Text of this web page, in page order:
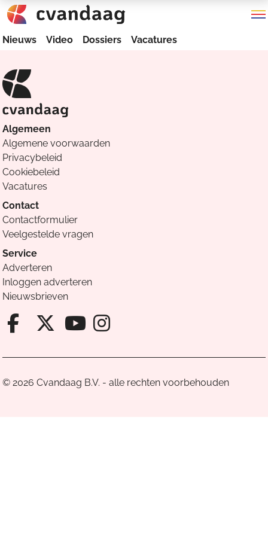
Nieuws Video Dossiers Vacatures
Algemeen
Algemene voorwaarden
Privacybeleid
Cookiebeleid
Vacatures
Contact
Contactformulier
Veelgestelde vragen
Service
Adverteren
Inloggen adverteren
Nieuwsbrieven
Facebook van Cvandaag
X van Cvandaag
Instagram van
© 2026 Cvandaag B.V. - alle rechten voorbehouden